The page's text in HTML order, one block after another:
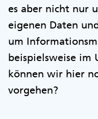
es aber nicht nur
eigenen Daten
um
beispielsweise im
können wir hier
vorgehen?